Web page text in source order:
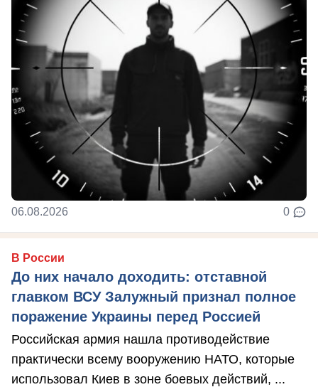
06.08.2026 0
В России
До них начало доходить: отставной
главком ВСУ Залужный признал полное
поражение Украины перед Россией
Российская армия нашла противодействие
практически всему вооружению НАТО, которые
использовал Киев в зоне боевых действий, ...